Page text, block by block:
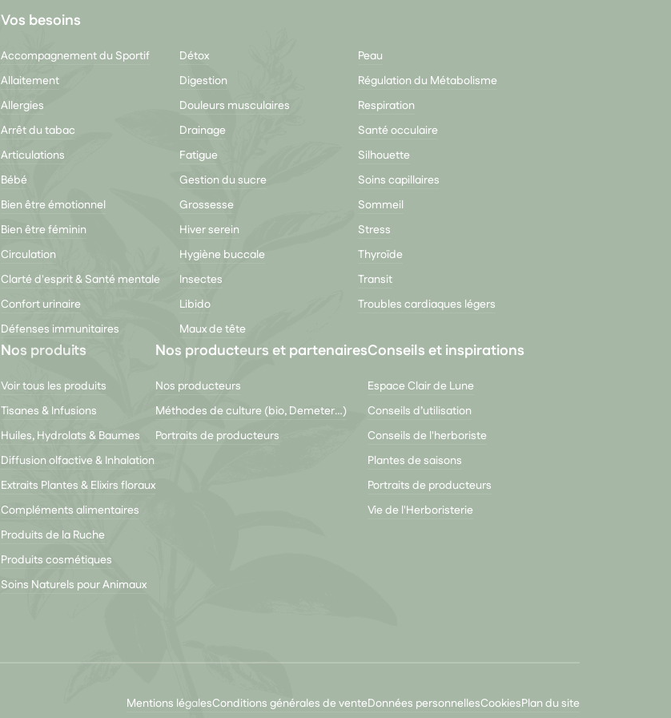
Vos besoins
Accompagnement du Sportif
Allaitement
Allergies
Arrêt du tabac
Articulations
Bébé
Bien être émotionnel
Bien être féminin
Circulation
Clarté d'esprit & Santé mentale
Confort urinaire
Défenses immunitaires
Détox
Digestion
Douleurs musculaires
Drainage
Fatigue
Gestion du sucre
Grossesse
Hiver serein
Hygiène buccale
Insectes
Libido
Maux de tête
Peau
Régulation du Métabolisme
Respiration
Santé occulaire
Silhouette
Soins capillaires
Sommeil
Stress
Thyroïde
Transit
Troubles cardiaques légers
Nos produits
Voir tous les produits
Tisanes & Infusions
Huiles, Hydrolats & Baumes
Diffusion olfactive & Inhalation
Extraits Plantes & Elixirs floraux
Compléments alimentaires
Produits de la Ruche
Produits cosmétiques
Soins Naturels pour Animaux
Nos producteurs et partenaires
Nos producteurs
Méthodes de culture (bio, Demeter…)
Portraits de producteurs
Conseils et inspirations
Espace Clair de Lune
Conseils d’utilisation
Conseils de l'herboriste
Plantes de saisons
Portraits de producteurs
Vie de l'Herboristerie
Mentions légalesConditions générales de venteDonnées personnellesCookiesPlan du site